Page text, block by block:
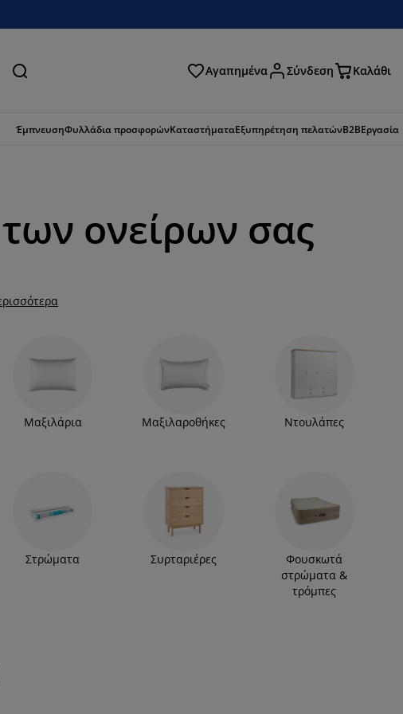
Αναζήτηση Αγαπημένα Σύνδεση Καλάθι
ΈμπνευσηΦυλλάδια προσφορώνΚαταστήματαΕξυπηρέτηση πελατώνB2BΕργασία
ονείρων σας
Μαξιλάρια Μαξιλαροθήκες Ντουλάπες
Στρώματα Συρταριέρες
Φουσκωτά
στρώματα &
τρόμπες